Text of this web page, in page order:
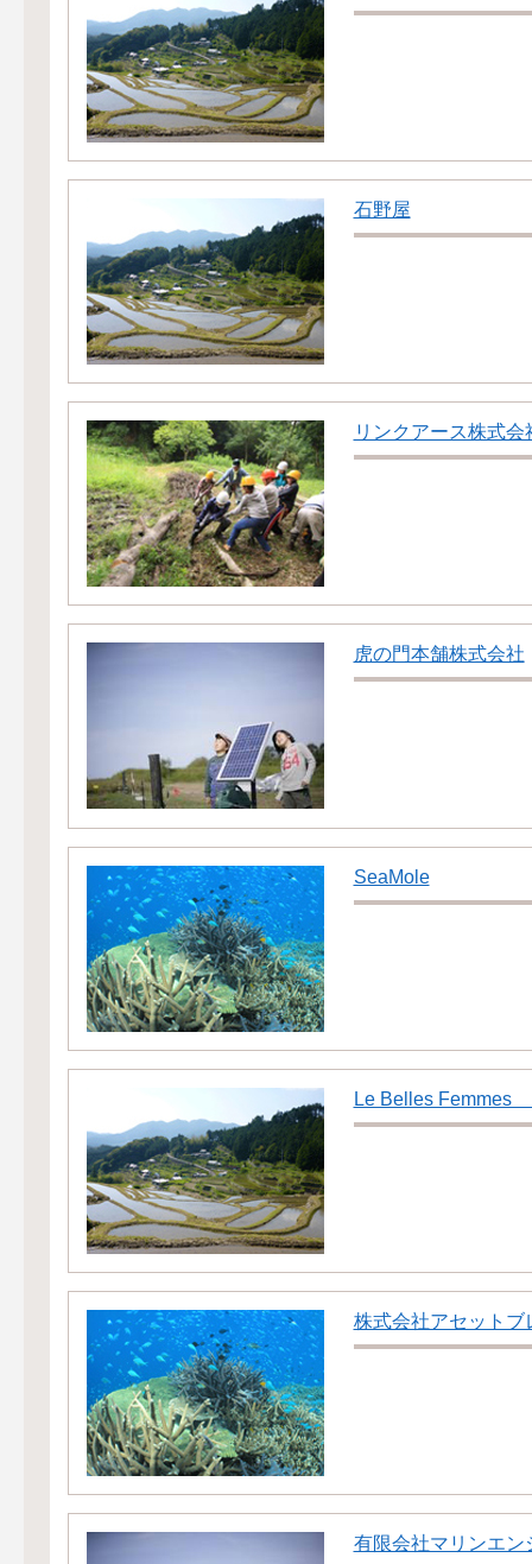
石野屋
リンクアース株式会
虎の門本舗株式会社
SeaMole
Le Belles
株式会社アセットブ
有限会社マリンエン